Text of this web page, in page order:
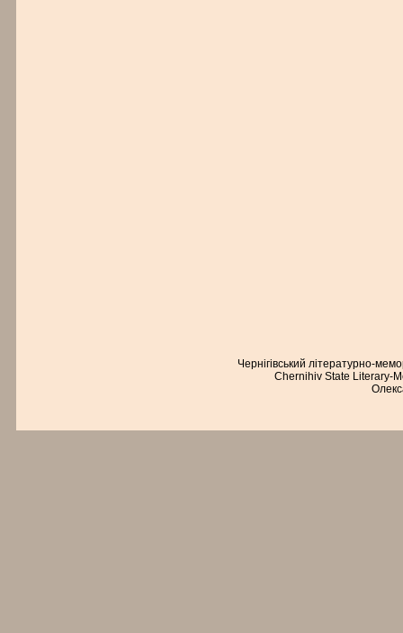
Чернігівський літературно-
Chernihiv State Literary-